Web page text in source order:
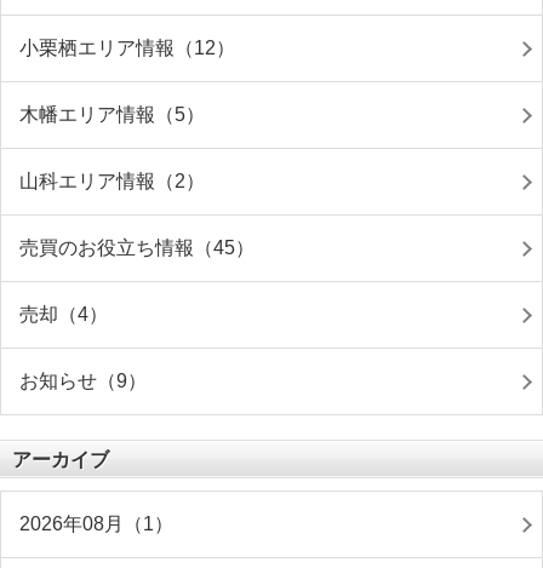
小栗栖エリア情報（12）
木幡エリア情報（5）
山科エリア情報（2）
売買のお役立ち情報（45）
売却（4）
お知らせ（9）
アーカイブ
2026年08月（1）